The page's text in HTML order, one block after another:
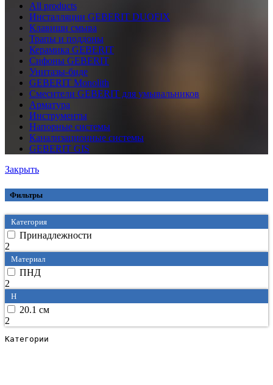
All products
Инсталляции GEBERIT DUOFIX
Клавиши смыва
Трапы и поддоны
Керамика GEBERIT
Сифоны GEBERIT
Унитазы-биде
GEBERIT Monolith
Смесители GEBERIT для умывальников
Арматура
Инструменты
Напорные системы
Канализационные системы
GEBERIT GIS
Закрыть
Фильтры
Категория
Принадлежности
2
Материал
ПНД
2
H
20.1 см
2
Категории